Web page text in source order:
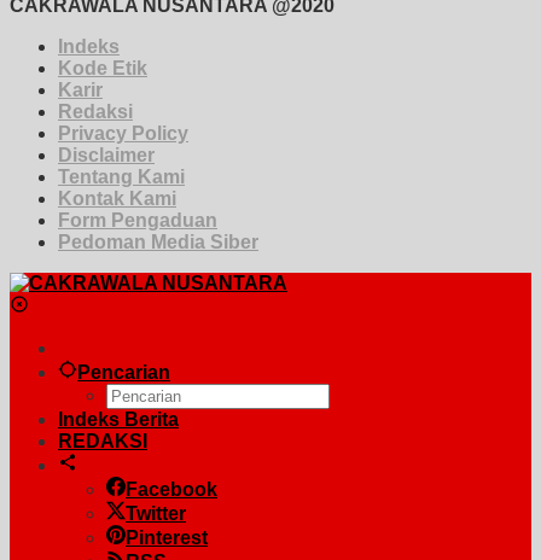
CAKRAWALA NUSANTARA @2020
Indeks
Kode Etik
Karir
Redaksi
Privacy Policy
Disclaimer
Tentang Kami
Kontak Kami
Form Pengaduan
Pedoman Media Siber
Pencarian
Indeks Berita
REDAKSI
Facebook
Twitter
Pinterest